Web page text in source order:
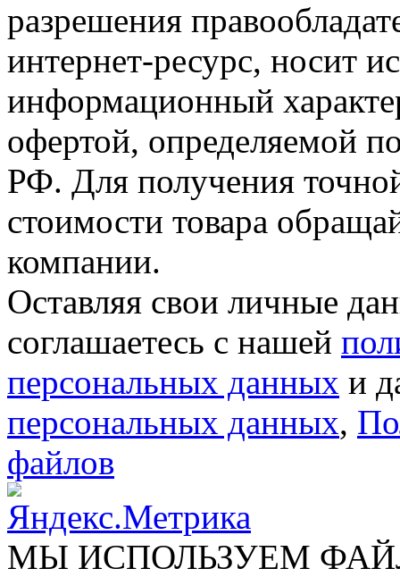
разрешения
интернет-ресурс, носит
информационный
офертой, определяемой
РФ. Для получения
стоимости товара
компании.
Оставляя свои личные
соглашаетесь с нашей
персональных данных и
персональных данных,
файлов
МЫ ИСПОЛЬЗУЕМ